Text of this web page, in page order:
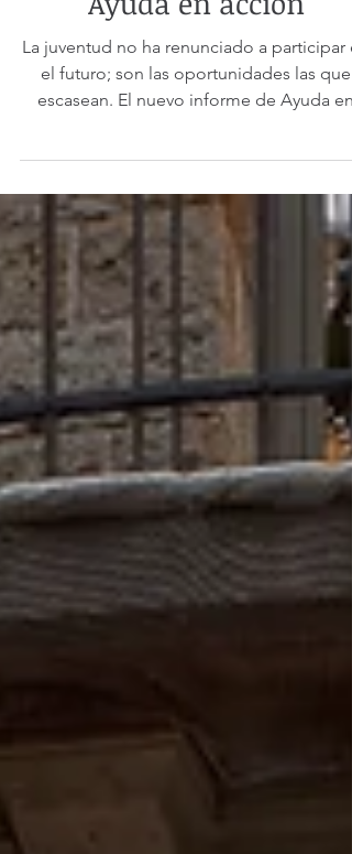
Desconexión y futuro en
la juventud. Estudio de
Ayuda en acción
escasean. El nuevo informe de Ayuda en
Acción desmonta el mito de la apatía y
un debate imprescindible.